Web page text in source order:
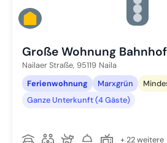
Zu
Zu
Zu
Große Wohnung
Nailaer Straße, 95119 Naila
Ferienwohnung
Marxgrün
Ganze Unterkunft (4 Gäste)
+ 22 weitere